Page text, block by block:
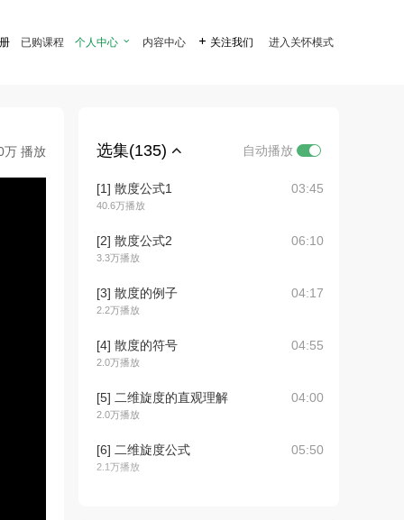
已购课程 个人中心  内容中心  关注我们 进入关怀模式
万 播放 选集(135) 自动播放
[1] 散度公式1
40.6万播放
03:45
[2] 散度公式2
3.3万播放
06:10
[3] 散度的例子
2.2万播放
04:17
[4] 散度的符号
2.0万播放
04:55
[5] 二维旋度的直观理解
2.0万播放
04:00
[6] 二维旋度公式
2.1万播放
05:50